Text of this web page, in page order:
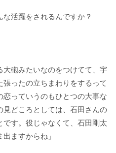
活躍をされるんですか？
砲みたいなのをつけてて、宇
ったの立ちまわりをするって
っていうのもひとつの大事な
どころとしては、石田さんの
す。役じゃなくて、石田剛太
ますからね」